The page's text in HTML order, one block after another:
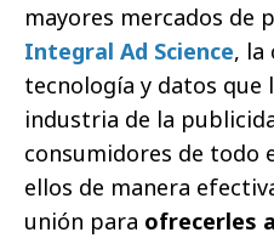
mayores mercados de
Integral Ad Science, la
tecnología y datos que
industria de la
consumidores de todo
ellos de manera
unión para ofrecerles